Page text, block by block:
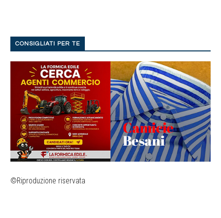
CONSIGLIATI PER TE
©Riproduzione riservata